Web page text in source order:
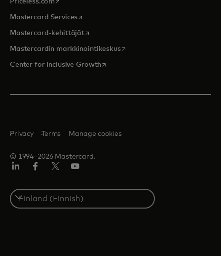
Mastercard Servicesopens in a new tab
Mastercard-kehittäjätopens in a new tab
Mastercardin markkinointikeskusopens in a new tab
Center for Inclusive Growthopens in a new tab
© 1994–2026 Mastercard.
Privacy Terms Manage cookies
Select
a
country